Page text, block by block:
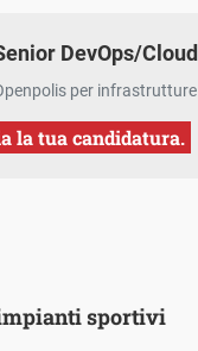
DevOps/
per
la tua candidatura.
sportivi